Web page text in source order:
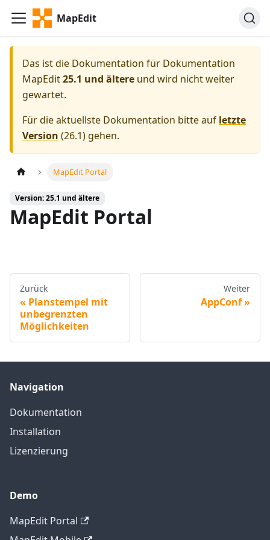
MapEdit
Das ist die Dokumentation für Dokumentation
MapEdit25.1 und ältere und wird nicht weiter
gewartet.
Für die aktuellste Dokumentation bitte auf letzte
Version (26.1) gehen.
MapEdit Portal
Version: 25.1 und ältere
MapEdit Portal
Zurück
Planstempel mit
unbegrenzten
Möglichkeiten
Weiter
AppConf
Navigation
Dokumentation
Installation
Lizenzierung
Demo
MapEdit Portal